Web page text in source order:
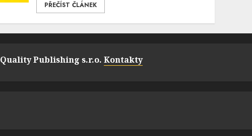
PŘEČÍST ČLÁNEK
Quality Publishing s.r.o. Kontakty